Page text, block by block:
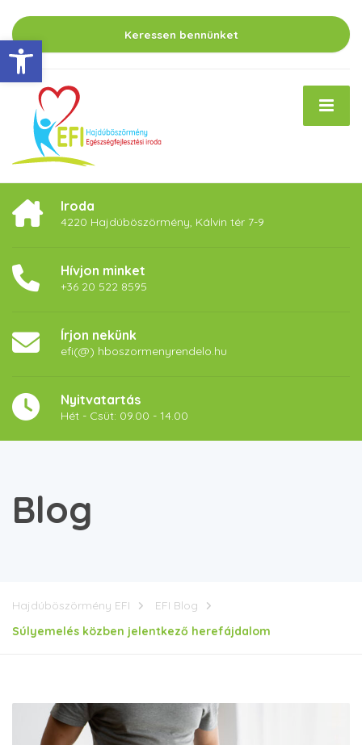
Eszköztár megnyitása
Keressen bennünket
Iroda
4220 Hajdúböszörmény, Kálvin tér 7-9
Hívjon minket
+36 20 522 8595
Írjon nekünk
efi(@) hboszormenyrendelo.hu
Nyitvatartás
Hét - Csüt: 09.00 - 14.00
Blog
Hajdúböszörmény EFI
EFI Blog
Súlyemelés közben jelentkező herefájdalom